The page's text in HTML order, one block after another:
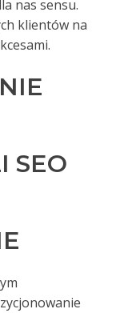
nas sensu.
klientów na
SEO